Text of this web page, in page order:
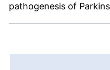
pathogenesis of